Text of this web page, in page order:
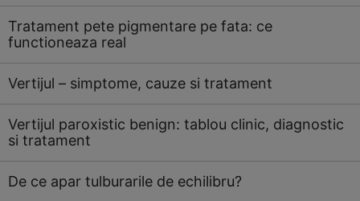
Tratament pete pigmentare pe fata: ce
functioneaza real
Vertijul – simptome, cauze si tratament
Vertijul paroxistic benign: tablou clinic, diagnostic
si tratament
De ce apar tulburarile de echilibru?